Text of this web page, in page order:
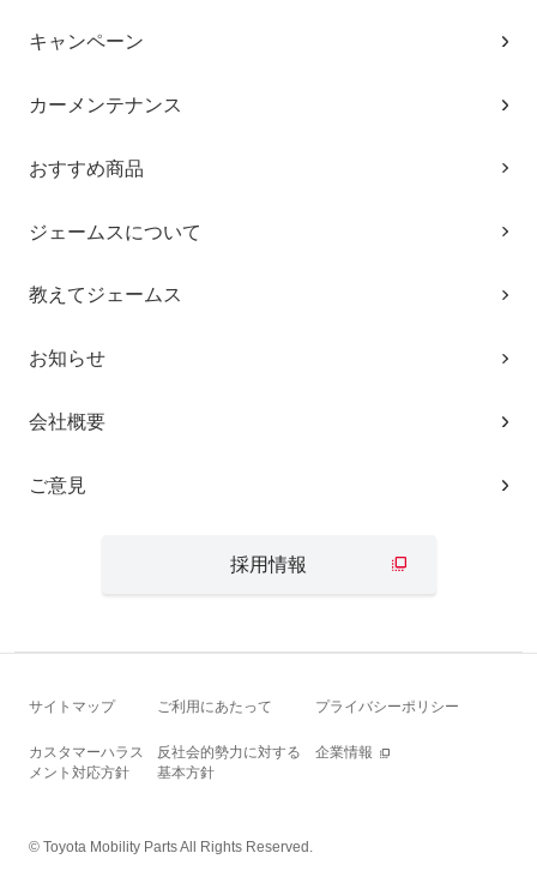
キャンペーン
カーメンテナンス
おすすめ商品
ジェームスについて
教えてジェームス
お知らせ
会社概要
ご意見
採用情報
サイトマップ ご利用にあたって プライバシーポリシー
カスタマーハラス
メント対応方針
反社会的勢力に対する
基本方針
企業情報
© Toyota Mobility Parts All Rights Reserved.